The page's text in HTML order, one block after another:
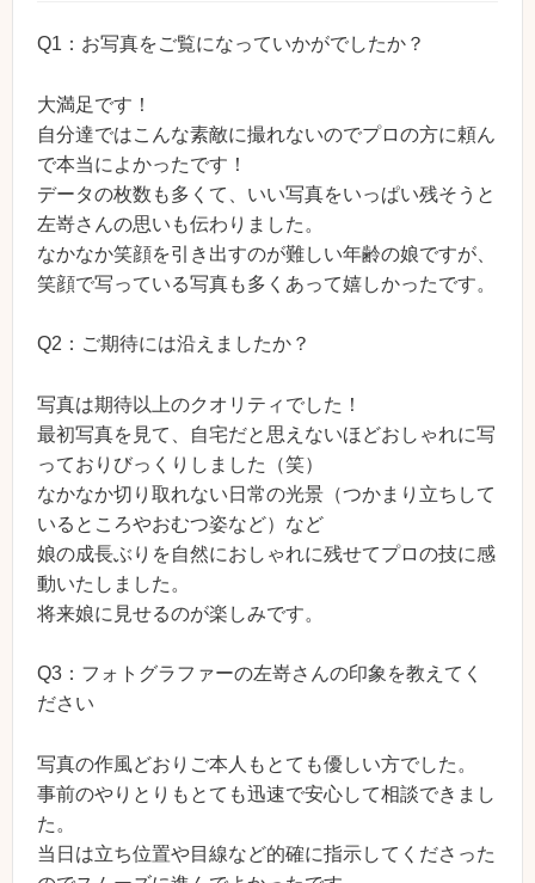
Q1：お写真をご覧になっていかがでしたか？
大満足です！
自分達ではこんな素敵に撮れないのでプロの方に頼ん
で本当によかったです！
データの枚数も多くて、いい写真をいっぱい残そうと
左嵜さんの思いも伝わりました。
なかなか笑顔を引き出すのが難しい年齢の娘ですが、
笑顔で写っている写真も多くあって嬉しかったです。
Q2：ご期待には沿えましたか？
写真は期待以上のクオリティでした！
最初写真を見て、自宅だと思えないほどおしゃれに写
っておりびっくりしました（笑）
なかなか切り取れない日常の光景（つかまり立ちして
いるところやおむつ姿など）など
娘の成長ぶりを自然におしゃれに残せてプロの技に感
動いたしました。
将来娘に見せるのが楽しみです。
Q3：フォトグラファーの左嵜さんの印象を教えてく
ださい
写真の作風どおりご本人もとても優しい方でした。
事前のやりとりもとても迅速で安心して相談できまし
た。
当日は立ち位置や目線など的確に指示してくださった